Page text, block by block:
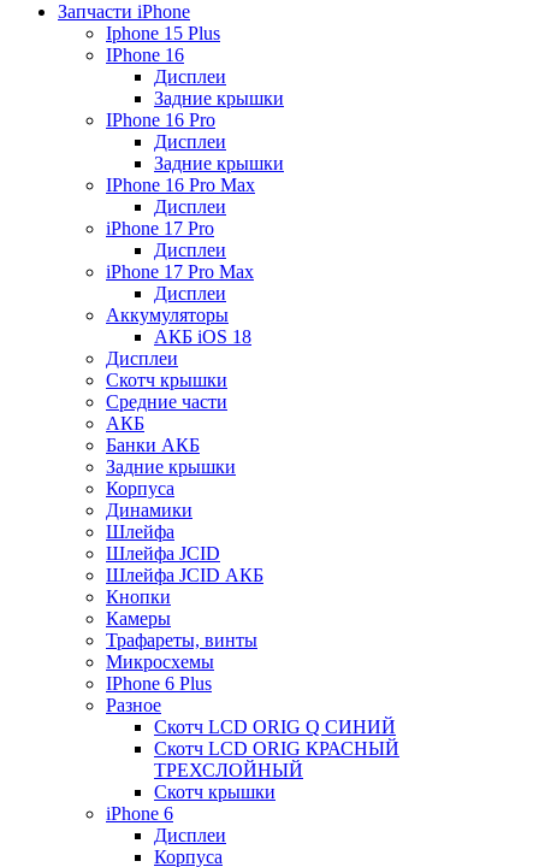
Запчасти iPhone
Iphone 15 Plus
IPhone 16
Дисплеи
Задние крышки
IPhone 16 Pro
Дисплеи
Задние крышки
IPhone 16 Pro Max
Дисплеи
iPhone 17 Pro
Дисплеи
iPhone 17 Pro Max
Дисплеи
Аккумуляторы
АКБ iOS 18
Дисплеи
Скотч крышки
Средние части
АКБ
Банки АКБ
Задние крышки
Корпуса
Динамики
Шлейфа
Шлейфа JCID
Шлейфа JCID АКБ
Кнопки
Камеры
Трафареты, винты
Микросхемы
IPhone 6 Plus
Разное
Скотч LCD ORIG Q СИНИЙ
Скотч LCD ORIG КРАСНЫЙ
ТРЕХСЛОЙНЫЙ
Скотч крышки
iPhone 6
Дисплеи
Корпуса